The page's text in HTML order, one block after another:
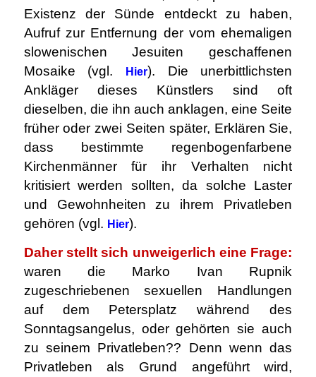
Existenz der Sünde entdeckt zu haben,
Aufruf zur Entfernung der vom ehemaligen
slowenischen Jesuiten geschaffenen
Mosaike (vgl.
Hier). Die unerbittlichsten
Ankläger dieses Künstlers sind oft
dieselben, die ihn auch anklagen, eine Seite
früher oder zwei Seiten später, Erklären Sie,
dass bestimmte regenbogenfarbene
Kirchenmänner für ihr Verhalten nicht
kritisiert werden sollten, da solche Laster
und Gewohnheiten zu ihrem Privatleben
gehören (vgl. Hier).
Daher stellt sich unweigerlich eine Frage:
waren die Marko Ivan Rupnik
zugeschriebenen sexuellen Handlungen
auf dem Petersplatz während des
Sonntagsangelus, oder gehörten sie auch
zu seinem Privatleben?? Denn wenn das
Privatleben als Grund angeführt wird,